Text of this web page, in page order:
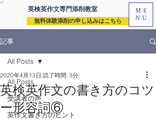
英検英作文専門添削教室
無料体験添削の申し込みはこちら
ME
NU
記事
All Posts
受講者の声
英作文書き方のヒント
All Posts
英検英作文の書き方のコツ
ー形容詞⑥
2020年4月13日 読了時間: 3分